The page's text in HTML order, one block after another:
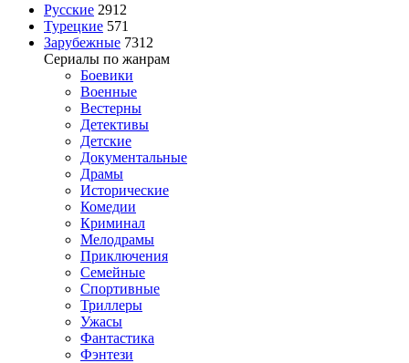
Русские 2912
Турецкие 571
Зарубежные 7312
Сериалы по жанрам
Боевики
Военные
Вестерны
Детективы
Детские
Документальные
Драмы
Исторические
Комедии
Криминал
Мелодрамы
Приключения
Семейные
Спортивные
Триллеры
Ужасы
Фантастика
Фэнтези